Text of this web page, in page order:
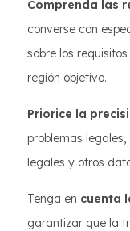
Comprenda las
converse con
sobre los
región objetivo.
Priorice la
problemas
legales y otros
Tenga en cuenta
garantizar que la